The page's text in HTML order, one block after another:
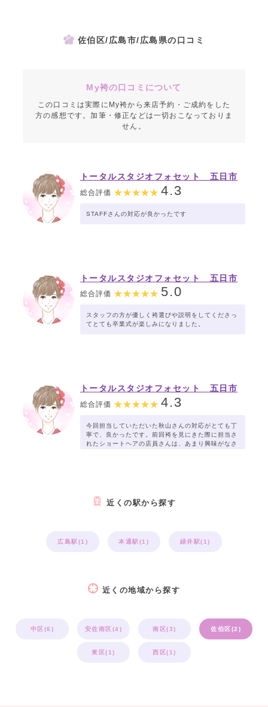
佐伯区/広島市/広島県の口コミ
My袴の口コミについて
この口コミは実際にMy袴から来店予約・ご成約をした
方の感想です。加筆・修正などは一切おこなっておりま
せん。
トータルスタジオフォセット 五日市
コイン通り店
総合評価 4.3
STAFFさんの対応が良かったです
トータルスタジオフォセット 五日市
コイン通り店
総合評価 5.0
スタッフの方が優しく袴選びや説明をしてくださっ
てとても卒業式が楽しみになりました。
トータルスタジオフォセット 五日市
総合評価 4.3
今回担当していただいた秋山さんの対応がとても丁
寧で、良かったです。前回袴を見にきた際に担当さ
れたショートヘアの店員さんは、あまり興味がなさ
近くの駅から探す
広島駅(1) 本通駅(1) 緑井駅(1)
近くの地域から探す
中区(6) 安佐南区(4) 南区(3) 佐伯区(2)
東区(1) 西区(1)